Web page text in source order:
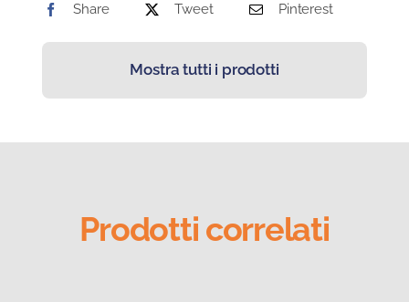
Share Tweet Pinterest
Mostra tutti i prodotti
Prodotti correlati